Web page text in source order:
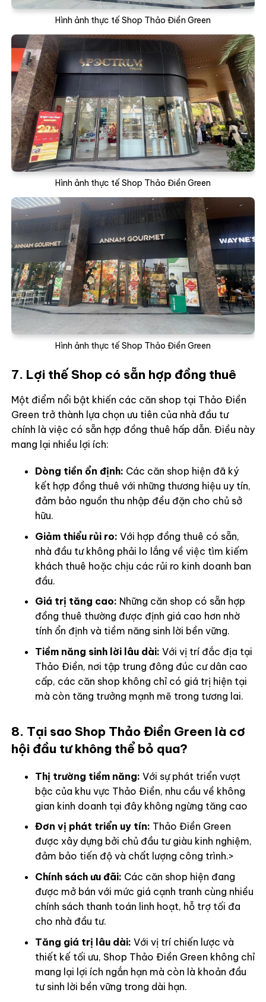
Hình ảnh thực tế Shop Thảo Điền Green
Hình ảnh thực tế Shop Thảo Điền Green
Hình ảnh thực tế Shop Thảo Điền Green
7. Lợi thế Shop có sẵn hợp đồng thuê
Một điểm nổi bật khiến các căn shop tại Thảo Điền
Green trở thành lựa chọn ưu tiên của nhà đầu tư
chính là việc có sẵn hợp đồng thuê hấp dẫn. Điều này
mang lại nhiều lợi ích:
Dòng tiền ổn định: Các căn shop hiện đã ký
kết hợp đồng thuê với những thương hiệu uy tín,
đảm bảo nguồn thu nhập đều đặn cho chủ sở
hữu.
Giảm thiểu rủi ro: Với hợp đồng thuê có sẵn,
nhà đầu tư không phải lo lắng về việc tìm kiếm
khách thuê hoặc chịu các rủi ro kinh doanh ban
đầu.
Giá trị tăng cao: Những căn shop có sẵn hợp
đồng thuê thường được định giá cao hơn nhờ
tính ổn định và tiềm năng sinh lời bền vững.
Tiềm năng sinh lời lâu dài: Với vị trí đắc địa tại
Thảo Điền, nơi tập trung đông đúc cư dân cao
cấp, các căn shop không chỉ có giá trị hiện tại
mà còn tăng trưởng mạnh mẽ trong tương lai.
8. Tại sao Shop Thảo Điền Green là cơ
hội đầu tư không thể bỏ qua?
Thị trường tiềm năng: Với sự phát triển vượt
bậc của khu vực Thảo Điền, nhu cầu về không
gian kinh doanh tại đây không ngừng tăng cao
Đơn vị phát triển uy tín: Thảo Điền Green
được xây dựng bởi chủ đầu tư giàu kinh nghiệm,
đảm bảo tiến độ và chất lượng công trình.>
Chính sách ưu đãi: Các căn shop hiện đang
được mở bán với mức giá cạnh tranh cùng nhiều
chính sách thanh toán linh hoạt, hỗ trợ tối đa
cho nhà đầu tư.
Tăng giá trị lâu dài: Với vị trí chiến lược và
thiết kế tối ưu, Shop Thảo Điền Green không chỉ
mang lại lợi ích ngắn hạn mà còn là khoản đầu
tư sinh lời bền vững trong dài hạn.